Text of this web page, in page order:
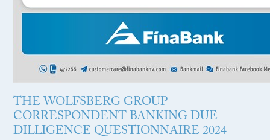
THE WOLFSBERG GROUP
CORRESPONDENT BANKING DUE
DILLIGENCE QUESTIONNAIRE 2024